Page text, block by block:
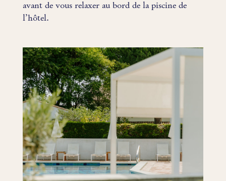
avant de vous relaxer au bord de la piscine de
l’hôtel.